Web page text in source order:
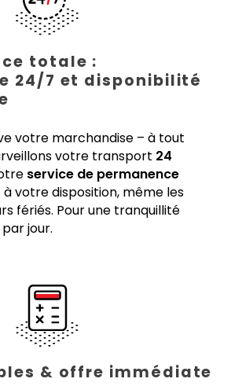
totale :
24/7 et disponibilité
votre marchandise – à tout
votre transport 24
service de permanence
à votre disposition, même les
fériés. Pour une tranquillité
jour.
& offre immédiate